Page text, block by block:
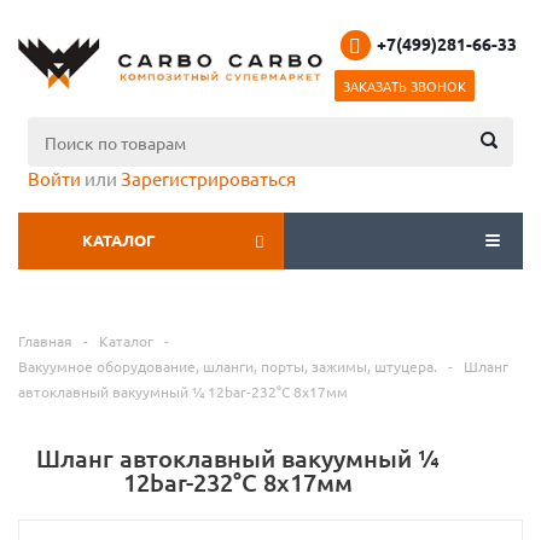
Войти или Зарегистрироваться
+7(499)281-66-33
ЗАКАЗАТЬ ЗВОНОК
МЕНЮКАТАЛОГ
Главная - Каталог -
Вакуумное оборудование, шланги, порты, зажимы, штуцера.
-
Шланг
автоклавный вакуумный ¼ 12bar-232°С 8x17мм
Шланг автоклавный вакуумный ¼
12bar-232°С 8x17мм